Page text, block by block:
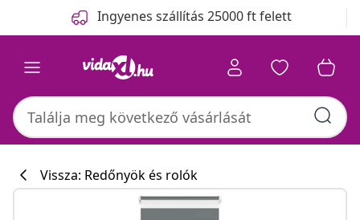
Ingyenes szállítás 25000 ft felett
Vissza: Redőnyök és rolók